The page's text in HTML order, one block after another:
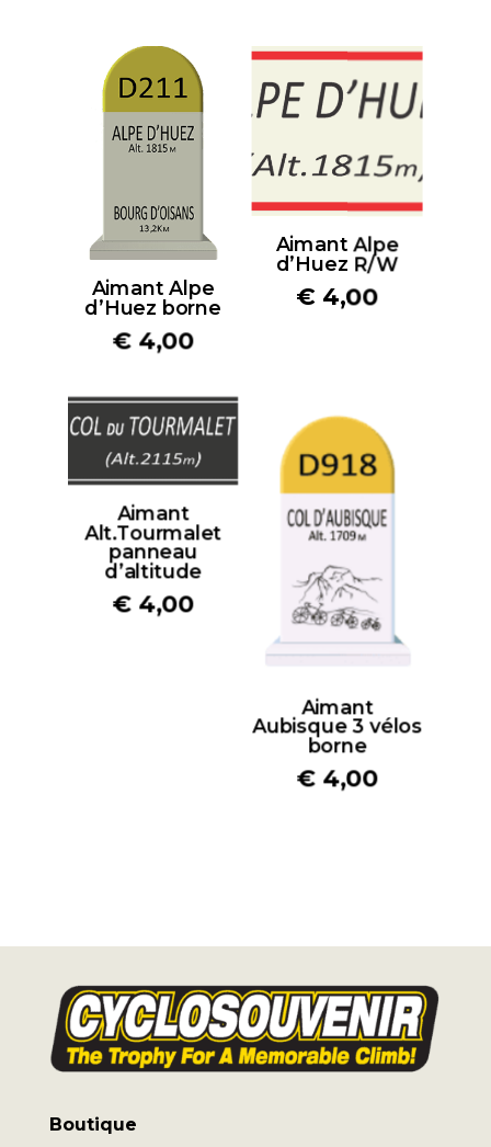
Aimant Alpe
d’Huez borne
€ 4,00
Aimant Alpe
d’Huez R/W
€ 4,00
Aimant
Alt.Tourmalet
panneau
d’altitude
€ 4,00
Aimant
Aubisque 3 vélos
borne
€ 4,00
Boutique